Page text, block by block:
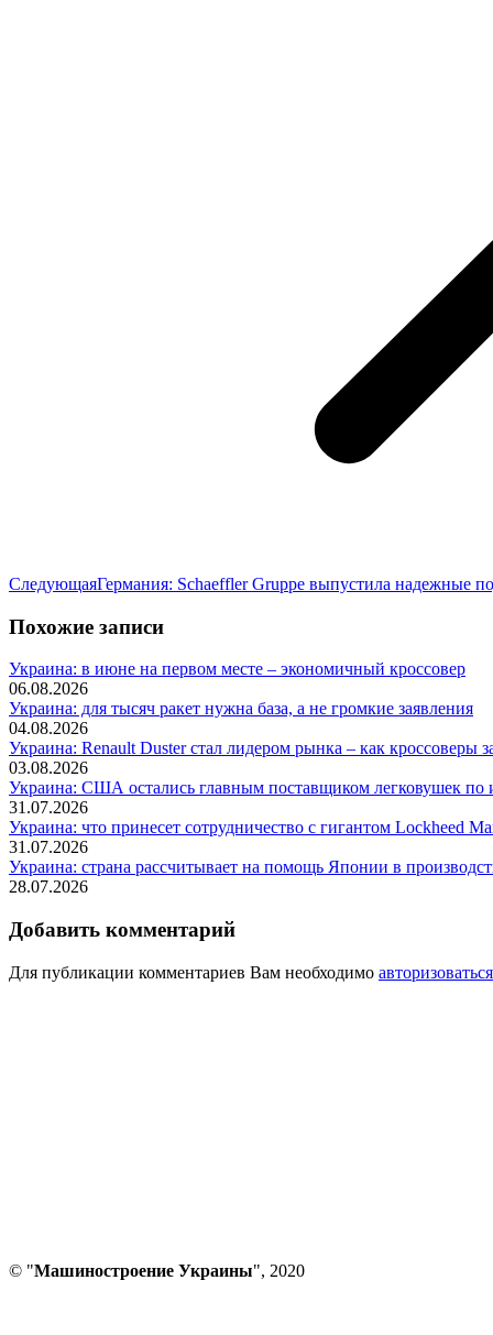
СледующаяСледующая
Германия: Schaeffler Gruppe выпустила надежные
Похожие записи
Украина: в июне на первом месте – экономичный кроссовер
06.08.2026
Украина: для тысяч ракет нужна база, а не громкие заявления
04.08.2026
Украина: Renault Duster стал лидером рынка – как кроссоверы
03.08.2026
Украина: США остались главным поставщиком легковушек по
31.07.2026
Украина: что принесет сотрудничество с гигантом Lockheed
31.07.2026
Украина: страна рассчитывает на помощь Японии в
28.07.2026
Добавить комментарий
Для публикации комментариев Вам необходимо авторизоваться
© "Машиностроение Украины", 2020